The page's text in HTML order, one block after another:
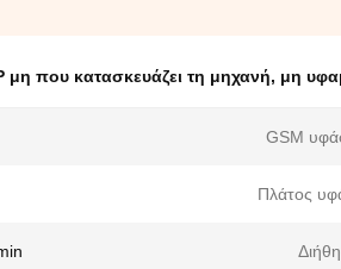
που κατασκευάζει τη μηχανή, μη
GSM
Πλάτος